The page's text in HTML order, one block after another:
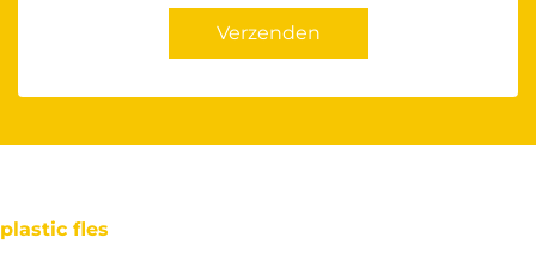
Verzenden
plastic fles